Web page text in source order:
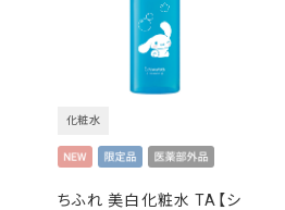
ちふれ 美白化粧水 TA【シ
化粧水